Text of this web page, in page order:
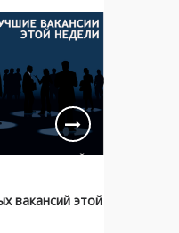
вакансий этой